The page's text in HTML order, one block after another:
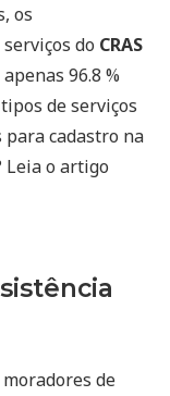
os
do CRAS
96.8 %
de serviços
para cadastro na
Leia o artigo
de